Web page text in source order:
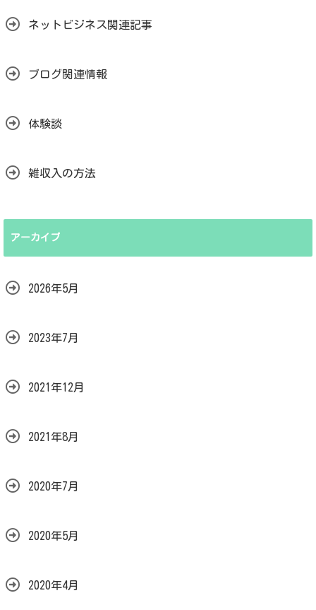
ネットビジネス関連記事
ブログ関連情報
体験談
雑収入の方法
アーカイブ
2026年5月
2023年7月
2021年12月
2021年8月
2020年7月
2020年5月
2020年4月